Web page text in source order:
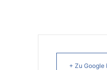
+ Zu Google